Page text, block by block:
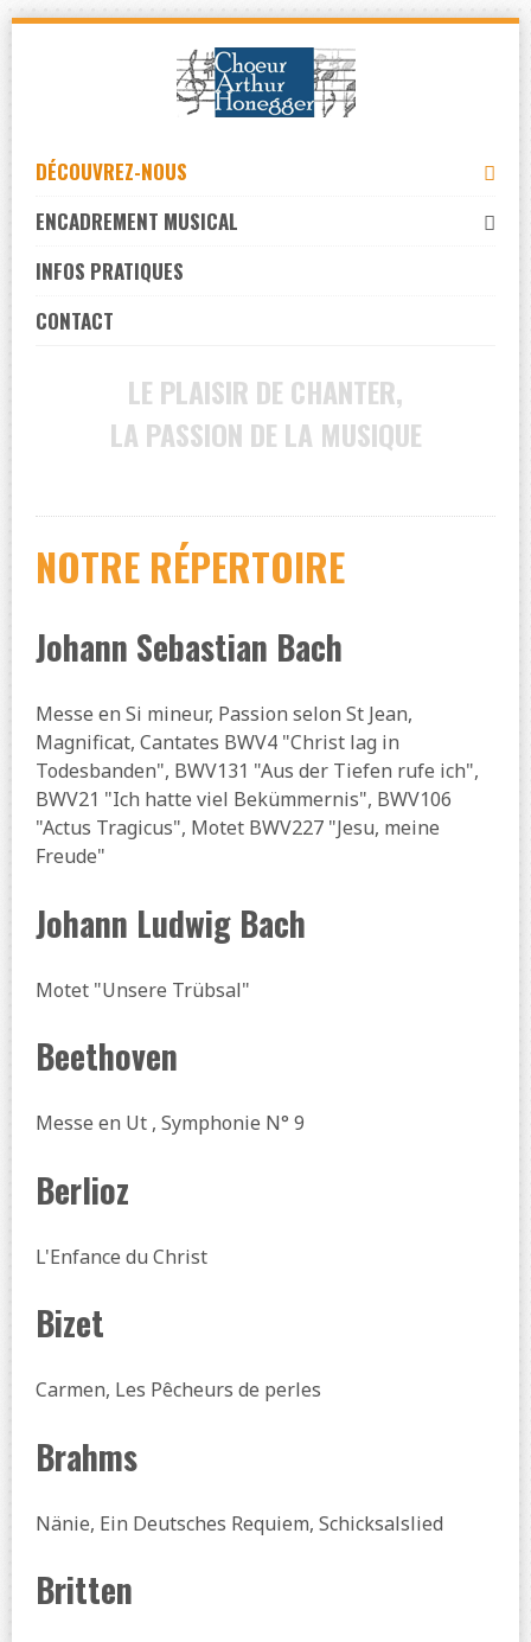
content
DÉCOUVREZ-NOUS
ENCADREMENT MUSICAL
INFOS PRATIQUES
CONTACT
LE PLAISIR DE CHANTER,
LA PASSION DE LA MUSIQUE
NOTRE RÉPERTOIRE
Johann Sebastian Bach
Messe en Si mineur, Passion selon St Jean,
Magnificat, Cantates BWV4 "Christ lag in
Todesbanden", BWV131 "Aus der Tiefen rufe ich",
BWV21 "Ich hatte viel Bekümmernis", BWV106
"Actus Tragicus", Motet BWV227 "Jesu, meine
Freude"
Johann Ludwig Bach
Motet "Unsere Trübsal"
Beethoven
Messe en Ut , Symphonie N° 9
Berlioz
L'Enfance du Christ
Bizet
Carmen, Les Pêcheurs de perles
Brahms
Nänie, Ein Deutsches Requiem, Schicksalslied
Britten